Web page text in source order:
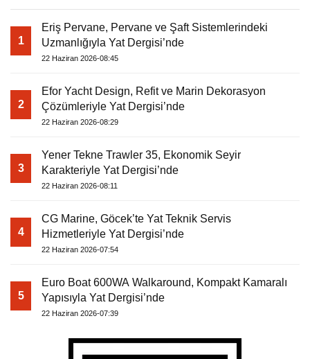
1
Eriş Pervane, Pervane ve Şaft Sistemlerindeki
Uzmanlığıyla Yat Dergisi’nde
22 Haziran 2026-08:45
2
Efor Yacht Design, Refit ve Marin Dekorasyon
Çözümleriyle Yat Dergisi’nde
22 Haziran 2026-08:29
3
Yener Tekne Trawler 35, Ekonomik Seyir
Karakteriyle Yat Dergisi’nde
22 Haziran 2026-08:11
4
CG Marine, Göcek’te Yat Teknik Servis
Hizmetleriyle Yat Dergisi’nde
22 Haziran 2026-07:54
5
Euro Boat 600WA Walkaround, Kompakt Kamaralı
Yapısıyla Yat Dergisi’nde
22 Haziran 2026-07:39